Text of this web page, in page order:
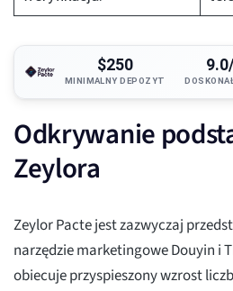
$250
MINIMALNY DEPOZYT
Odkrywanie
Zeylora
Zeylor Pacte jest zazwyczaj
narzędzie marketingowe Douyin i
obiecuje przyspieszony wzrost